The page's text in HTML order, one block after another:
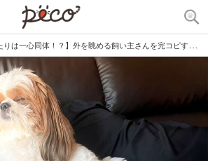
は一心同体！？】外を眺める飼い主さんを完コピするワンコ。そのスキルは次第に上がっていき…